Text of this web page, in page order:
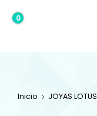
0,00€
0
Inicio JOYAS LOTUS